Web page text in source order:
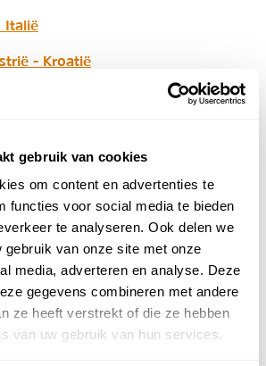
gebruik van cookies
om content en advertenties te
functies voor social media te bieden
te analyseren. Ook delen we
gebruik van onze site met onze
media, adverteren en analyse. Deze
gegevens combineren met andere
ze heeft verstrekt of die ze hebben
van uw gebruik van hun services.
Italië
- Kroatië
verre bestemmingen
overwogen om een verre
Overnachten onder de
of Chili, in de woestijn in
van Alaska. Ook in Zuidelijk-